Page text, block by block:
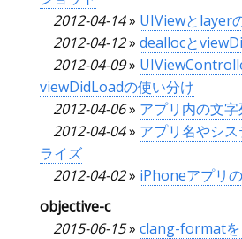
2012-04-14» UIViewとlayer
2012-04-12» deallocと
2012-04-09»
viewDidLoadの使い分け
2012-04-06» アプリ内の文
2012-04-04» アプリ名やシ
ライズ
2012-04-02» iPhoneアプリ
objective-c
2015-06-15» clang-formatを